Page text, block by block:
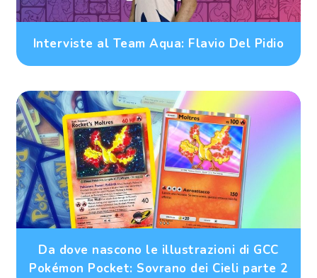
Interviste al Team Aqua: Flavio Del Pidio
Da dove nascono le illustrazioni di GCC
Pokémon Pocket: Sovrano dei Cieli parte 2